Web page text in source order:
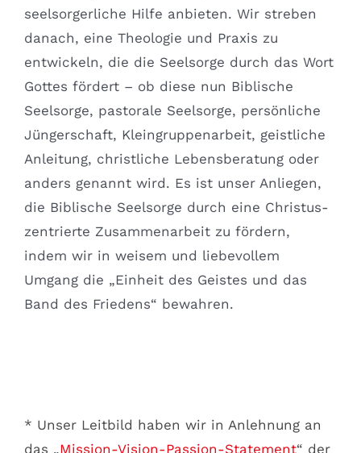
seelsorgerliche Hilfe anbieten. Wir streben
danach, eine Theologie und Praxis zu
entwickeln, die die Seelsorge durch das Wort
Gottes fördert – ob diese nun Biblische
Seelsorge, pastorale Seelsorge, persönliche
Jüngerschaft, Kleingruppenarbeit, geistliche
Anleitung, christliche Lebensberatung oder
anders genannt wird. Es ist unser Anliegen,
die Biblische Seelsorge durch eine Christus-
zentrierte Zusammenarbeit zu fördern,
indem wir in weisem und liebevollem
Umgang die „Einheit des Geistes und das
Band des Friedens“ bewahren.
* Unser Leitbild haben wir in Anlehnung an
das „Mission-Vision-Passion-Statement“ der